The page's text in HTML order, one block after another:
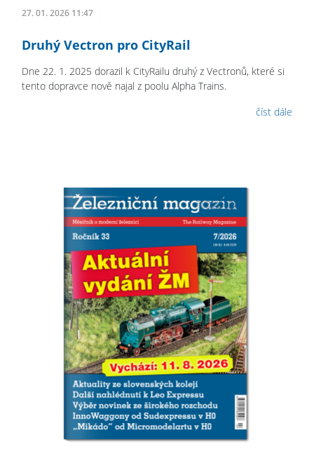
27. 01. 2026 11:47
Druhý Vectron pro CityRail
Dne 22. 1. 2025 dorazil k CityRailu druhý z Vectronů, které si
tento dopravce nově najal z poolu Alpha Trains.
číst dále